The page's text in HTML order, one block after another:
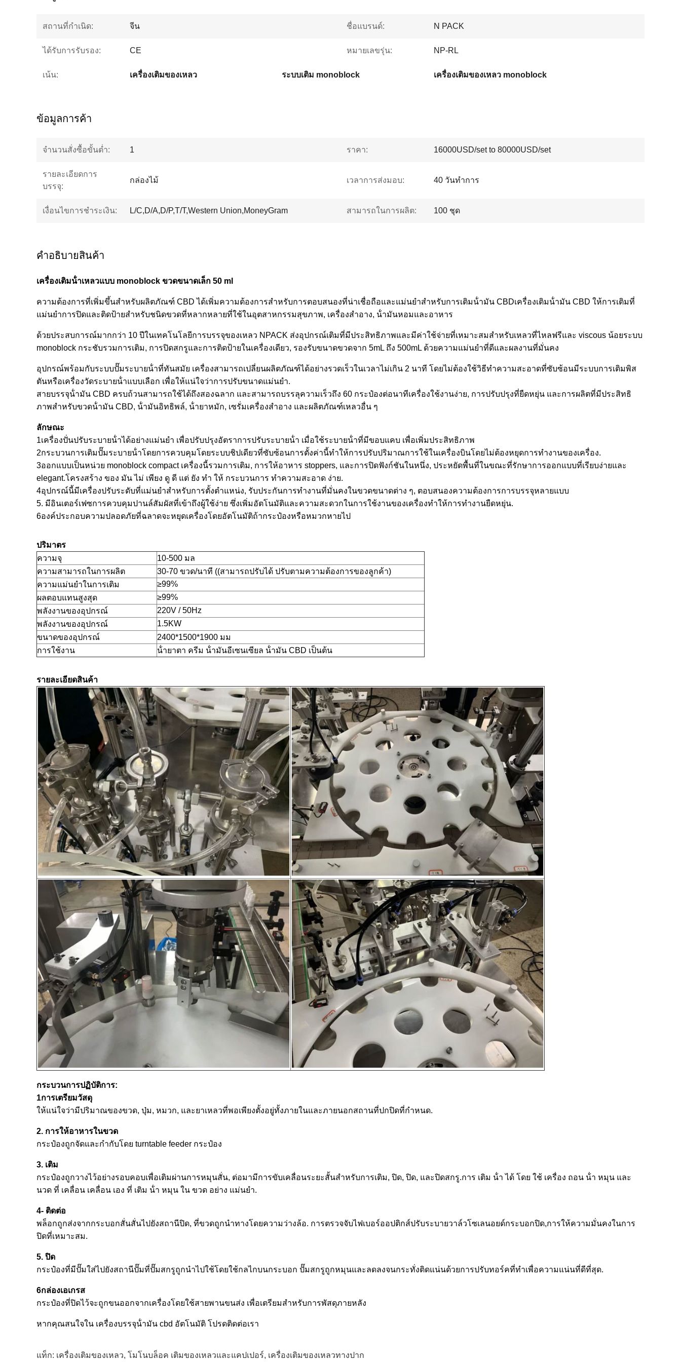
สถานที่กำเนิด: จีน ชื่อแบรนด์: N PACK
ได้รับการรับรอง: CE หมายเลขรุ่น: NP-RL
เน้น: เครื่องเติมของเหลว ระบบเติม monoblock เครื่องเติมของเหลว monoblock
ข้อมูลการค้า
จำนวนสั่งซื้อขั้นต่ำ: 1 ราคา: 16000USD/set to 80000USD/set
รายละเอียดการ
บรรจุ:
กล่องไม้ เวลาการส่งมอบ: 40 วันทำการ
เงื่อนไขการชำระเงิน: L/C,D/A,D/P,T/T,Western Union,MoneyGram สามารถในการผลิต: 100 ชุด
คําอธิบายสินค้า
เครื่องเติมน้ําเหลวแบบ monoblock ขวดขนาดเล็ก 50 ml
ความต้องการที่เพิ่มขึ้นสําหรับผลิตภัณฑ์ CBD ได้เพิ่มความต้องการสําหรับการตอบสนองที่น่าเชื่อถือและแม่นยําสําหรับการเติมน้ํามัน CBDเครื่องเติมน้ํามัน CBD ให้การเติมที่
แม่นยําการปิดและติดป้ายสําหรับชนิดขวดที่หลากหลายที่ใช้ในอุตสาหกรรมสุขภาพ, เครื่องสําอาง, น้ํามันหอมและอาหาร
ด้วยประสบการณ์มากกว่า 10 ปีในเทคโนโลยีการบรรจุของเหลว NPACK ส่งอุปกรณ์เติมที่มีประสิทธิภาพและมีค่าใช้จ่ายที่เหมาะสมสําหรับเหลวที่ไหลฟรีและ viscous น้อยระบบ
monoblock กระชับรวมการเติม, การปิดสกรูและการติดป้ายในเครื่องเดียว, รองรับขนาดขวดจาก 5mL ถึง 500mL ด้วยความแม่นยําที่ดีและผลงานที่มั่นคง
อุปกรณ์พร้อมกับระบบปั๊มระบายน้ําที่ทันสมัย เครื่องสามารถเปลี่ยนผลิตภัณฑ์ได้อย่างรวดเร็วในเวลาไม่เกิน 2 นาที โดยไม่ต้องใช้วิธีทําความสะอาดที่ซับซ้อนมีระบบการเติมพิส
ตันหรือเครื่องวัดระบายน้ําแบบเลือก เพื่อให้แน่ใจว่าการปรับขนาดแม่นยํา.
สายบรรจุน้ํามัน CBD ครบถ้วนสามารถใช้ได้ถึงสองฉลาก และสามารถบรรลุความเร็วถึง 60 กระป๋องต่อนาทีเครื่องใช้งานง่าย, การปรับปรุงที่ยืดหยุ่น และการผลิตที่มีประสิทธิ
ภาพสําหรับขวดน้ํามัน CBD, น้ํามันอิทธิพล์, น้ํายาหมัก, เซรั่มเครื่องสําอาง และผลิตภัณฑ์เหลวอื่น ๆ
ลักษณะ
1เครื่องปั่นปรับระบายน้ําได้อย่างแม่นยํา เพื่อปรับปรุงอัตราการปรับระบายน้ํา เมื่อใช้ระบายน้ําที่มีขอบแคบ เพื่อเพิ่มประสิทธิภาพ
2กระบวนการเติมปั๊มระบายน้ําโดยการควบคุมโดยระบบชิปเดียวที่ซับซ้อนการตั้งค่านี้ทําให้การปรับปริมาณการใช้ในเครื่องบินโดยไม่ต้องหยุดการทํางานของเครื่อง.
3ออกแบบเป็นหน่วย monoblock compact เครื่องนี้รวมการเติม, การให้อาหาร stoppers, และการปิดฟังก์ชันในหนึ่ง, ประหยัดพื้นที่ในขณะที่รักษาการออกแบบที่เรียบง่ายและ
elegant.โครงสร้าง ของ มัน ไม่ เพียง ดู ดี แต่ ยัง ทํา ให้ กระบวนการ ทําความสะอาด ง่าย.
4อุปกรณ์นี้มีเครื่องปรับระดับที่แม่นยําสําหรับการตั้งตําแหน่ง, รับประกันการทํางานที่มั่นคงในขวดขนาดต่าง ๆ, ตอบสนองความต้องการการบรรจุหลายแบบ
5. มีอินเตอร์เฟซการควบคุมปานล์สัมผัสที่เข้าถึงผู้ใช้ง่าย ซึ่งเพิ่มอัตโนมัติและความสะดวกในการใช้งานของเครื่องทําให้การทํางานยืดหยุ่น.
6องค์ประกอบความปลอดภัยที่ฉลาดจะหยุดเครื่องโดยอัตโนมัติถ้ากระป๋องหรือหมวกหายไป
ปริมาตร
ความจุ
10-500 มล
ความสามารถในการผลิต
30-70 ขวด/นาที ((สามารถปรับได้ ปรับตามความต้องการของลูกค้า)
ความแม่นยําในการเติม
≥99%
ผลตอบแทนสูงสุด
≥99%
พลังงานของอุปกรณ์
220V / 50Hz
พลังงานของอุปกรณ์
1.5KW
ขนาดของอุปกรณ์
2400*1500*1900 มม
การใช้งาน
น้ํายาตา ครีม น้ํามันอีเซนเซียล น้ํามัน CBD เป็นต้น
รายละเอียดสินค้า
กระบวนการปฏิบัติการ:
1การเตรียมวัสดุ
ให้แน่ใจว่ามีปริมาณของขวด, ปุ่ม, หมวก, และยาเหลวที่พอเพียงตั้งอยู่ทั้งภายในและภายนอกสถานที่ปกปิดที่กําหนด.
2. การให้อาหารในขวด
กระป๋องถูกจัดและกํากับโดย turntable feeder กระป๋อง
3. เติม
กระป๋องถูกวางไว้อย่างรอบคอบเพื่อเติมผ่านการหมุนสั่น, ต่อมามีการขับเคลื่อนระยะสั้นสําหรับการเติม, ปิด, ปิด, และปิดสกรู.การ เติม น้ํา ได้ โดย ใช้ เครื่อง ถอน น้ํา หมุน และ
นวด ที่ เคลื่อน เคลื่อน เอง ที่ เติม น้ํา หมุน ใน ขวด อย่าง แม่นยํา.
4- ติดต่อ
พล็อกถูกส่งจากกระบอกสั่นสั่นไปยังสถานีปิด, ที่ขวดถูกนําทางโดยความว่างล้อ. การตรวจจับไฟเบอร์ออปติกส์ปรับระบายวาล์วโซเลนอยด์กระบอกปิด,การให้ความมั่นคงในการ
ปิดที่เหมาะสม.
5. ปิด
กระป๋องที่มีปั๊มใส่ไปยังสถานีปั๊มที่ปั๊มสกรูถูกนําไปใช้โดยใช้กลไกบนกระบอก ปั๊มสกรูถูกหมุนและลดลงจนกระทั่งติดแน่นด้วยการปรับทอร์คที่ทําเพื่อความแน่นที่ดีที่สุด.
6กล่องเอเกรส
กระป๋องที่ปิดไว้จะถูกขนออกจากเครื่องโดยใช้สายพานขนส่ง เพื่อเตรียมสําหรับการพัสดุภายหลัง
หากคุณสนใจใน เครื่องบรรจุน้ํามัน cbd อัตโนมัติ โปรดติดต่อเรา
แท็ก: เครื่องเติมของเหลว, โมโนบล็อค เติมของเหลวและแคปเปอร์, เครื่องเติมของเหลวทางปาก